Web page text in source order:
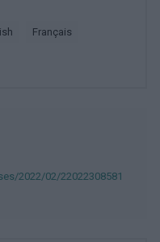
français
2022/02/22022308581